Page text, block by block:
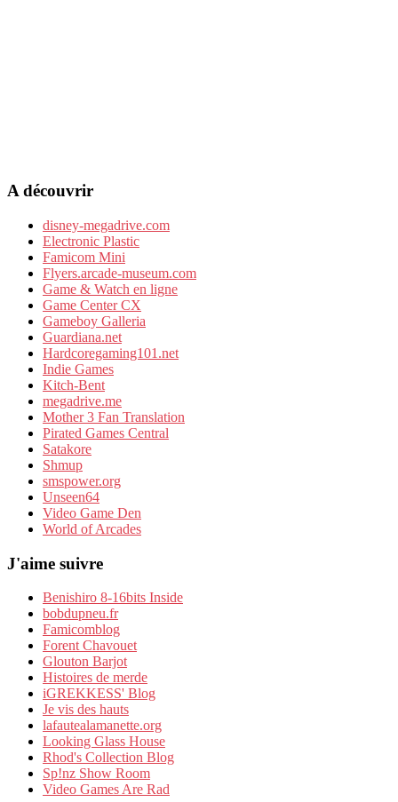
A découvrir
disney-megadrive.com
Electronic Plastic
Famicom Mini
Flyers.arcade-museum.com
Game & Watch en ligne
Game Center CX
Gameboy Galleria
Guardiana.net
Hardcoregaming101.net
Indie Games
Kitch-Bent
megadrive.me
Mother 3 Fan Translation
Pirated Games Central
Satakore
Shmup
smspower.org
Unseen64
Video Game Den
World of Arcades
J'aime suivre
Benishiro 8-16bits Inside
bobdupneu.fr
Famicomblog
Forent Chavouet
Glouton Barjot
Histoires de merde
iGREKKESS' Blog
Je vis des hauts
lafautealamanette.org
Looking Glass House
Rhod's Collection Blog
Sp!nz Show Room
Video Games Are Rad